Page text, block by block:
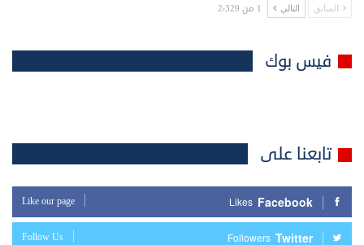
السابق التالي 1 من 2٬329
فيس بوك
تابعنا على
Facebook
Likes
Like our page
Twitter
Followers
Follow Us